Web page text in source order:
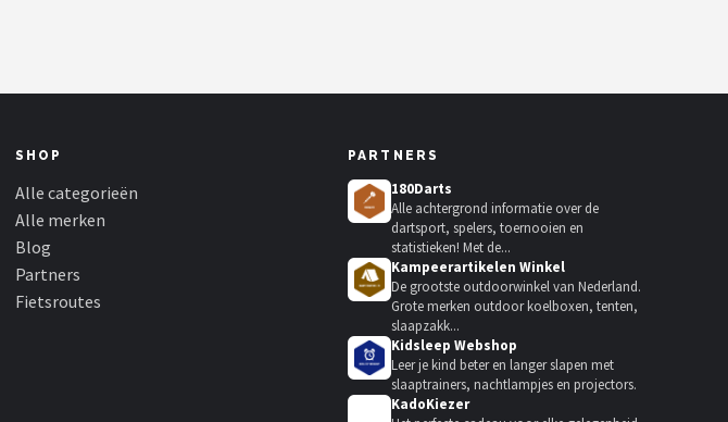
SHOP
Alle categorieën
Alle merken
Blog
Partners
Fietsroutes
PARTNERS
180Darts
Alle achtergrond informatie over de
dartsport, spelers, toernooien en
statistieken! Met de...
Kampeerartikelen Winkel
De grootste outdoorwinkel van Nederland.
Grote merken outdoor koelboxen, tenten,
slaapzakk...
Kidsleep Webshop
Leer je kind beter en langer slapen met
slaaptrainers, nachtlampjes en projectors.
KadoKiezer